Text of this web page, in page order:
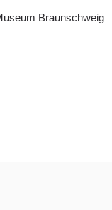
Braunschweig